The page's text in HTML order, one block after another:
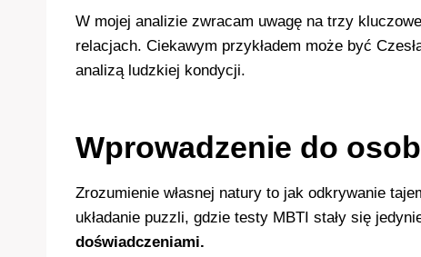
W mojej analizie zwracam uwagę na trzy
relacjach. Ciekawym przykładem może być
analizą ludzkiej kondycji.
Wprowadzenie do
Zrozumienie własnej natury to jak odkrywanie
układanie puzzli, gdzie testy MBTI stały się
doświadczeniami.